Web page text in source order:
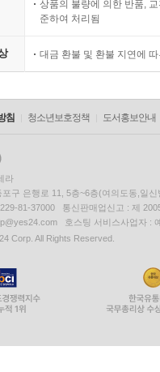
상품의 불량에 의한 반품,
준하여 처리됨
대금 환불 및 환불 지연에
침 청소년보호정책 도서홍보안내
라
포구 은행로 11, 5층~6층(여의도동,일신
81-37000 통신판매업신고 : 제
호스팅 서비스사업자 :
Corp. All Rights Reserved.